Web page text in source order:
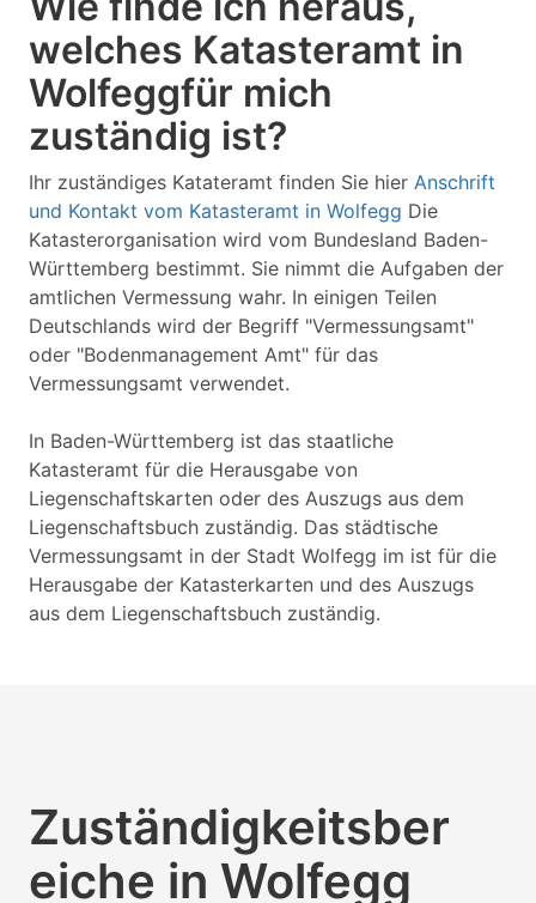
welches Katasteramt in
Wolfeggfür mich
zuständig ist?
Ihr zuständiges Katateramt finden Sie hier Anschrift
und Kontakt vom Katasteramt in Wolfegg Die
Katasterorganisation wird vom Bundesland Baden-
Württemberg bestimmt. Sie nimmt die Aufgaben der
amtlichen Vermessung wahr. In einigen Teilen
Deutschlands wird der Begriff "Vermessungsamt"
oder "Bodenmanagement Amt" für das
Vermessungsamt verwendet.
In Baden-Württemberg ist das staatliche
Katasteramt für die Herausgabe von
Liegenschaftskarten oder des Auszugs aus dem
Liegenschaftsbuch zuständig. Das städtische
Vermessungsamt in der Stadt Wolfegg im ist für die
Herausgabe der Katasterkarten und des Auszugs
aus dem Liegenschaftsbuch zuständig.
Zuständigkeitsber
eiche in Wolfegg